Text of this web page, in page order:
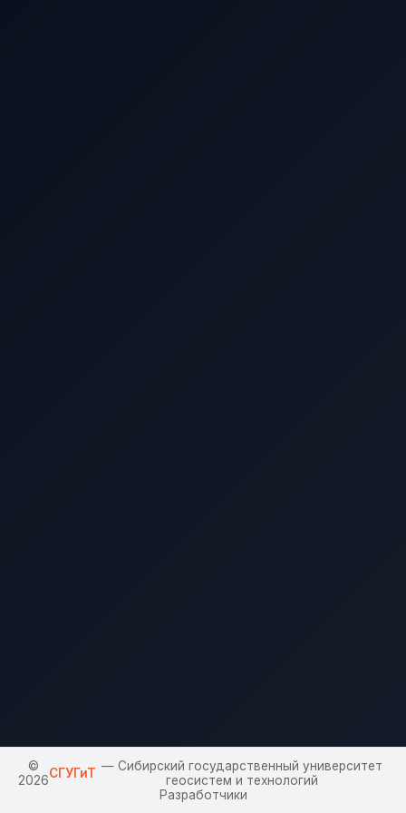
©
2026СГУГиТ — Сибирский государственный университет
геосистем и технологий
Разработчики